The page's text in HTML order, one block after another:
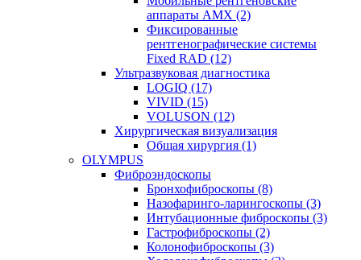
аппараты AMX (2)
Фиксированные
рентгенографические системы
Fixed RAD (12)
Ультразвуковая диагностика
LOGIQ (17)
VIVID (15)
VOLUSON (12)
Хирургическая визуализация
Общая хирургия (1)
OLYMPUS
Фиброэндоскопы
Бронхофиброскопы (8)
Назофаринго-ларингоскопы (3)
Интубационные фиброскопы (3)
Гастрофиброскопы (2)
Колонофиброскопы (3)